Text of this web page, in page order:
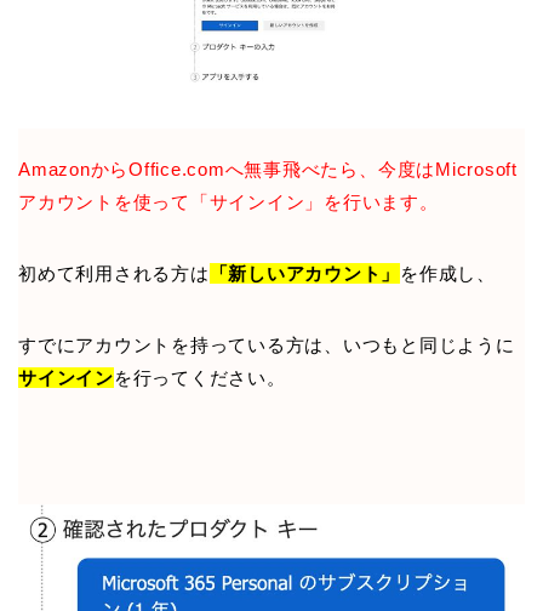
AmazonからOffice.comへ無事飛べたら、今度はMicrosoft
アカウントを使って「サインイン」を行います。
初めて利用される方は 「新しいアカウント」 を作成し、
すでにアカウントを持っている方は、いつもと同じように
サインインを行ってください。